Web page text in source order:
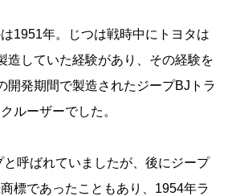
1951年。じつは戦時中にトヨタは
造していた経験があり、その経験を
開発期間で製造されたジープBJトラ
ルーザーでした。
呼ばれていましたが、後にジープ
標であったこともあり、1954年ラ